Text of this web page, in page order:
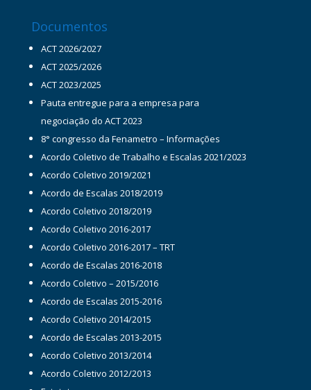
Documentos
ACT 2026/2027
ACT 2025/2026
ACT 2023/2025
Pauta entregue para a empresa para
negociação do ACT 2023
8° congresso da Fenametro – Informações
Acordo Coletivo de Trabalho e Escalas 2021/2023
Acordo Coletivo 2019/2021
Acordo de Escalas 2018/2019
Acordo Coletivo 2018/2019
Acordo Coletivo 2016-2017
Acordo Coletivo 2016-2017 – TRT
Acordo de Escalas 2016-2018
Acordo Coletivo – 2015/2016
Acordo de Escalas 2015-2016
Acordo Coletivo 2014/2015
Acordo de Escalas 2013-2015
Acordo Coletivo 2013/2014
Acordo Coletivo 2012/2013